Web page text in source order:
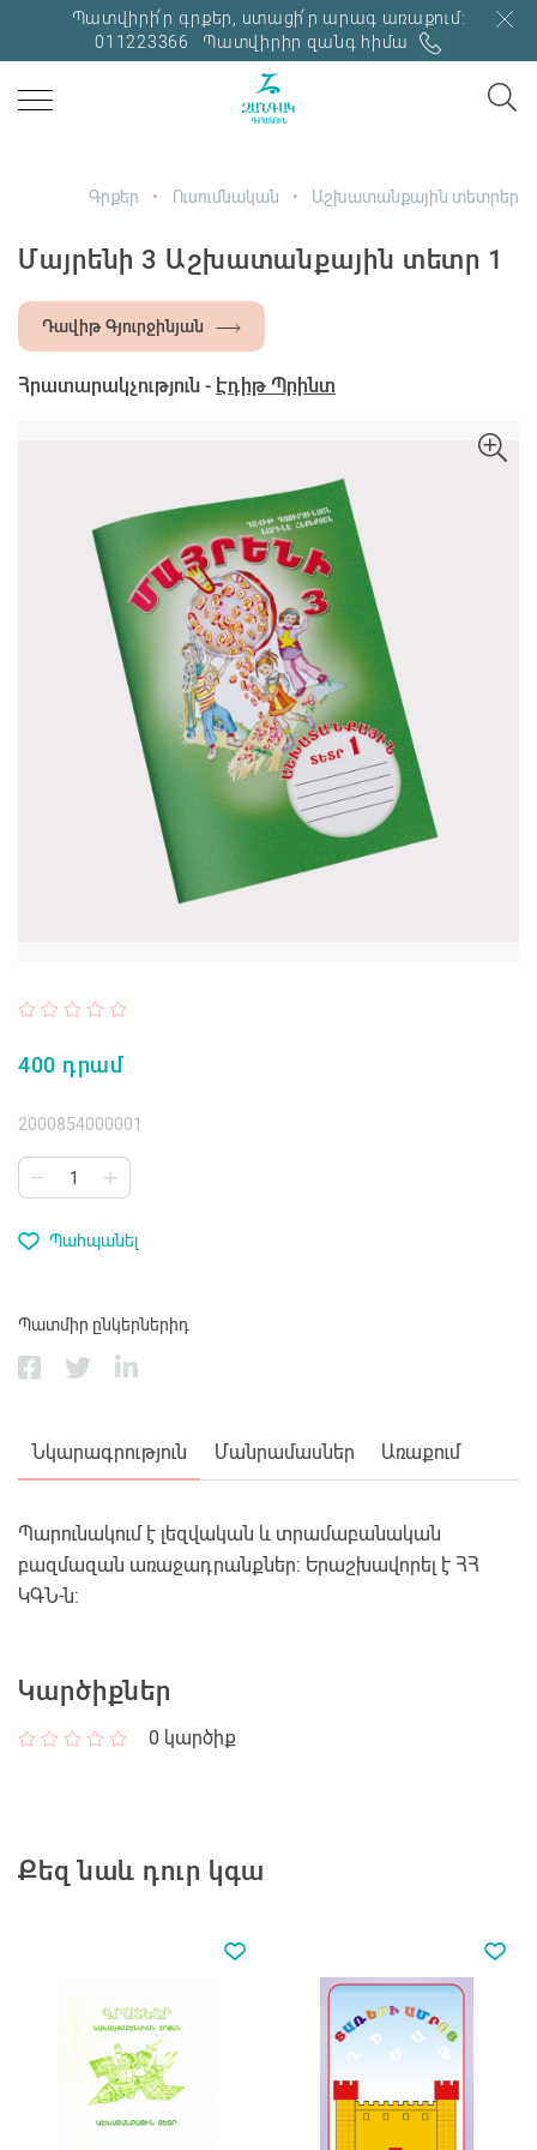
Պատվիրի՛ր գրքեր, ստացի՛ր արագ առաքում:
011223366
Պատվիրիր զանգ հիմա
Գրքեր Ուսումնական Աշխատանքային տետրեր
Մայրենի 3 Աշխատանքային տետր 1
Դավիթ Գյուրջինյան
Հրատարակչություն - Էդիթ Պրինտ
400 դրամ
2000854000001
Պահպանել
Պատմիր ընկերներիդ
Նկարագրություն Մանրամասներ Առաքում
Պարունակում է լեզվական և տրամաբանական
բազմազան առաջադրանքներ: Երաշխավորել է ՀՀ
ԿԳՆ-ն:
Կարծիքներ
0 կարծիք
Քեզ նաև դուր կգա